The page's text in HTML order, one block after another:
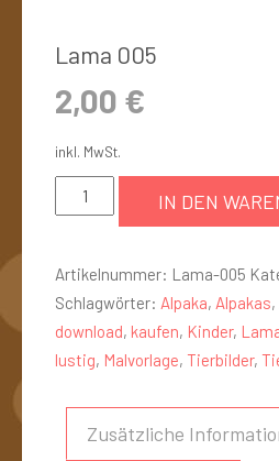
Lama 005
2,00 €
inkl. MwSt.
IN DEN
Artikelnummer: Lama-005
Schlagwörter: Alpaka, Alpakas,
download, kaufen, Kinder,
lustig, Malvorlage, Tierbilder,
Zusätzliche